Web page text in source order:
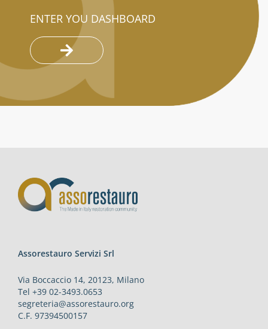
ENTER YOU DASHBOARD
Assorestauro Servizi Srl
Via Boccaccio 14, 20123, Milano
Tel +39 02-3493.0653
segreteria@assorestauro.org
C.F. 97394500157